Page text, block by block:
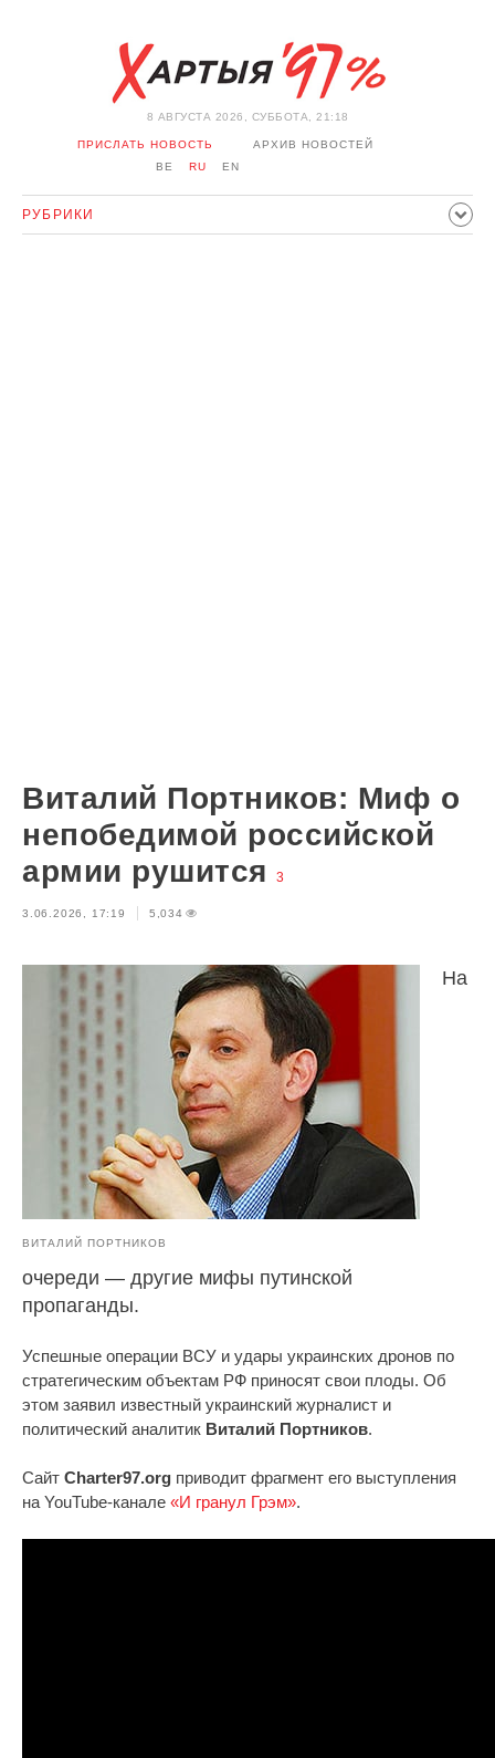
8 АВГУСТА 2026, СУББОТА, 21:18
ПРИСЛАТЬ НОВОСТЬ
АРХИВ НОВОСТЕЙ
BE
RU EN
РУБРИКИ
Виталий Портников: Миф о
непобедимой российской
армии рушится
3
3.06.2026, 17:19 5,034
ВИТАЛИЙ ПОРТНИКОВ
На
очереди — другие мифы путинской
пропаганды.
Успешные операции ВСУ и удары украинских дронов по
стратегическим объектам РФ приносят свои плоды. Об
этом заявил известный украинский журналист и
политический аналитик Виталий Портников.
Сайт Charter97.org приводит фрагмент его выступления
на YouTube-канале «И гранул Грэм».